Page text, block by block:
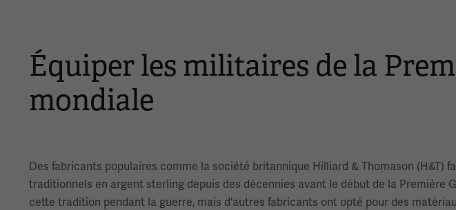
Équiper les militaires de la
mondiale
Des fabricants populaires comme la société britannique Hilliard & Thomason (H&T)
traditionnels en argent sterling depuis des décennies avant le début de la Première
cette tradition pendant la guerre, mais d'autres fabricants ont opté pour des